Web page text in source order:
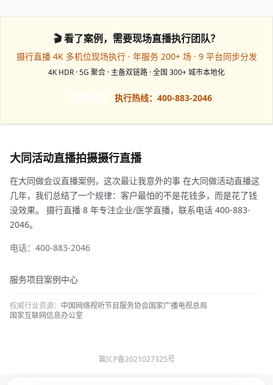
🎬 看了案例，需要现场直播执行团队？
摄行直播 4K 多机位现场执行 · 年服务 200+ 场 · 9 平台同步分发
4K HDR · 5G 聚合 · 主备双链路 · 全国 300+ 城市本地化
执行热线：400-883-2046
大同活动直播拍摄摄行直播
在大同做会议直播案例，这次最让我意外的事 在大同做活动直播这
几年，我们总结了一个规律：客户最怕的不是花钱多，而是花了钱
没效果。 摄行直播 8 年专注企业/医学直播，联系电话 400-883-
2046。
电话：400-883-2046
服务项目案例中心
权威行业资源： 中国网络视听节目服务协会国家广播电视总局
国家互联网信息办公室
冀ICP备2021027325号